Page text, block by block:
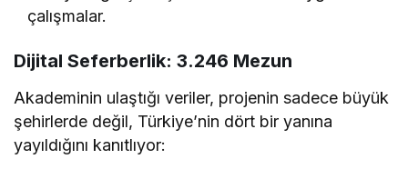
çalışmalar.
Dijital Seferberlik: 3.246 Mezun
Akademinin ulaştığı veriler, projenin sadece büyük
şehirlerde değil, Türkiye’nin dört bir yanına
yayıldığını kanıtlıyor: